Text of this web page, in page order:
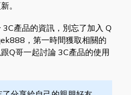
。
產品的資訊，別忘了加入 Q
，第一時間獲取相關的
Q哥一起討論 3C產品的使用